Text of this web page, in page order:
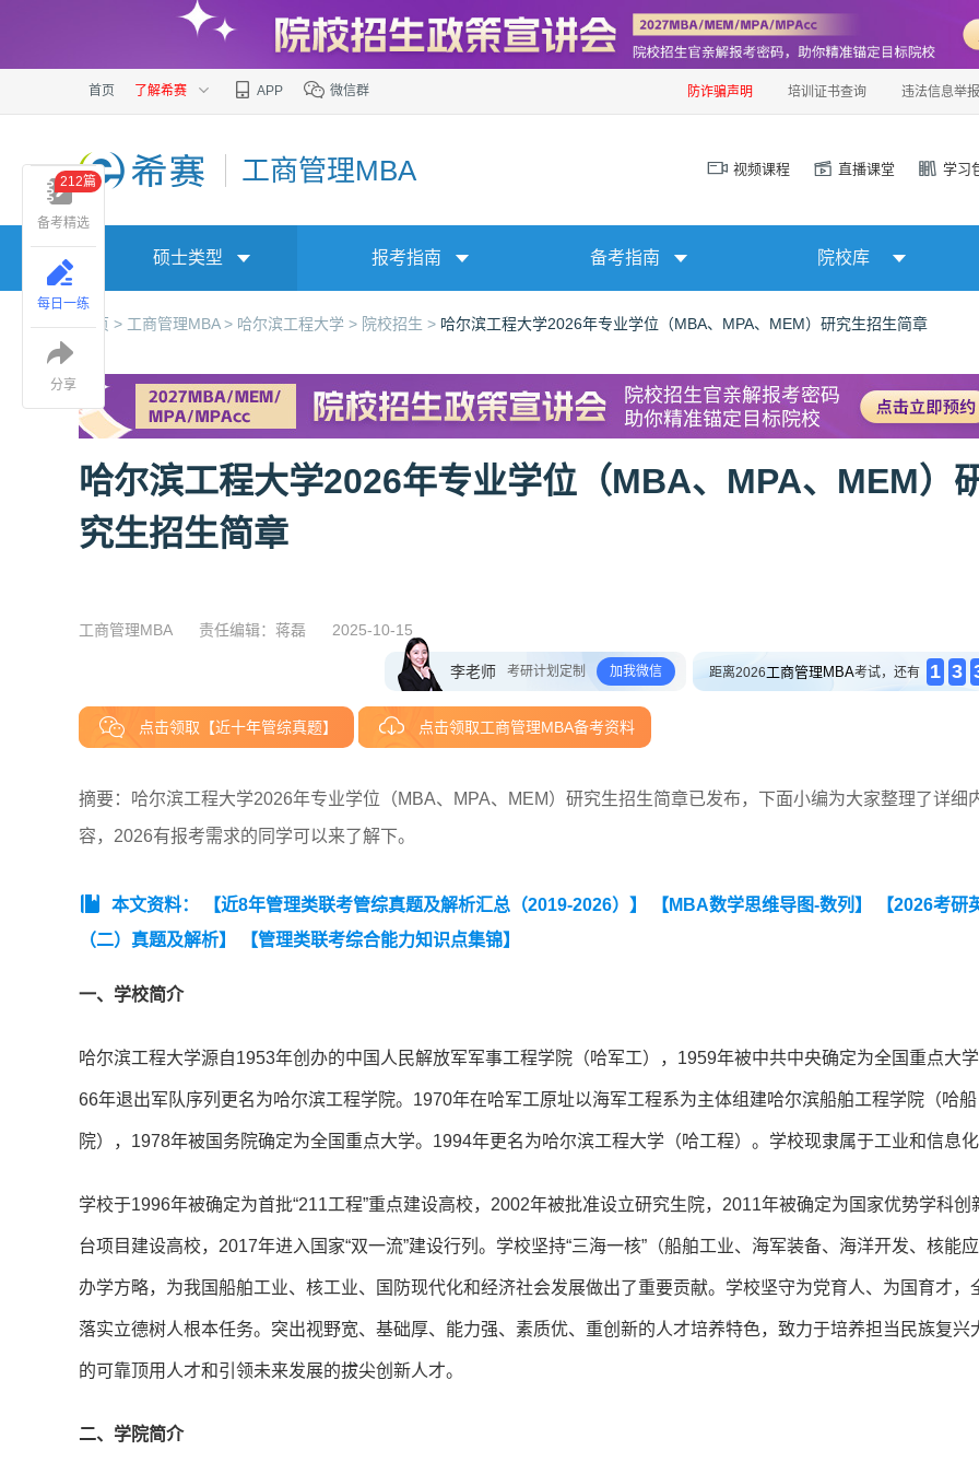
首页 了解希赛 APP 微信群 防诈骗声明 培训证书查询 违法信息举报
工商管理MBA 视频课程 直播课堂 学习
硕士类型 报考指南 备考指南 院校库
首页 > 工商管理MBA > 哈尔滨工程大学 > 院校招生 > 哈尔滨工程大学2026年专业学位（MBA、MPA、MEM）研究生招生简章
哈尔滨工程大学2026年专业学位（MBA、MPA、MEM）
究生招生简章
工商管理MBA 责任编辑：蒋磊 2025-10-15
李老师 考研计划定制 加我微信 距离2026工商管理MBA考试，还有 1 3
点击领取【近十年管综真题】 点击领取工商管理MBA备考资料
摘要：哈尔滨工程大学2026年专业学位（MBA、MPA、MEM）研究生招生简章已发布，下面小编为大家整理了详细
容，2026有报考需求的同学可以来了解下。
本文资料： 【近8年管理类联考管综真题及解析汇总（2019-2026）】 【MBA数学思维导图-数列】
【2026考研
（二）真题及解析】
【管理类联考综合能力知识点集锦】
一、学校简介
哈尔滨工程大学源自1953年创办的中国人民解放军军事工程学院（哈军工），1959年被中共中央确定为全国重点大
66年退出军队序列更名为哈尔滨工程学院。1970年在哈军工原址以海军工程系为主体组建哈尔滨船舶工程学院（哈船
院），1978年被国务院确定为全国重点大学。1994年更名为哈尔滨工程大学（哈工程）。学校现隶属于工业和信息
学校于1996年被确定为首批“211工程”重点建设高校，2002年被批准设立研究生院，2011年被确定为国家优势学科创
台项目建设高校，2017年进入国家“双一流”建设行列。学校坚持“三海一核”（船舶工业、海军装备、海洋开发、核能
办学方略，为我国船舶工业、核工业、国防现代化和经济社会发展做出了重要贡献。学校坚守为党育人、为国育才，
落实立德树人根本任务。突出视野宽、基础厚、能力强、素质优、重创新的人才培养特色，致力于培养担当民族复兴
的可靠顶用人才和引领未来发展的拔尖创新人才。
二、学院简介
备考精选
212篇
每日一练
分享